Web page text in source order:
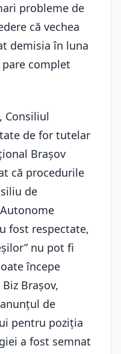
probleme de
că vechea
demisia în luna
complet
Consiliul
de for tutelar
Brașov
că procedurile
de
fost respectate,
nu pot fi
începe
Brașov,
de
pentru poziția
a fost semnat